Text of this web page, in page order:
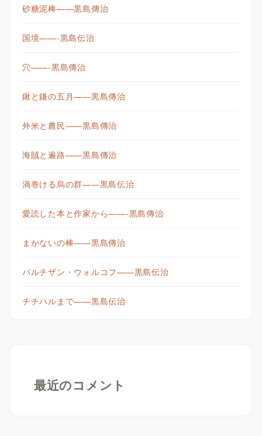
砂糖泥棒——黒島傳治
国境——-黒島伝治
穴——-黒島傳治
鍬と鎌の五月——黒島傳治
外米と農民——黒島傳治
海賊と遍路——黒島傳治
渦巻ける烏の群——黒島伝治
愛読した本と作家から——-黒島傳治
まかないの棒——黒島傳治
パルチザン・ウォルコフ——黒島伝治
チチハルまで——黒島伝治
最近のコメント